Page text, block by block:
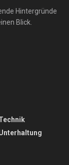
Hintergründe
Blick.